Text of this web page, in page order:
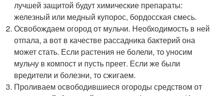
лучшей защитой будут химические препараты:
железный или медный купорос, бордосская смесь.
Освобождаем огород от мульчи. Необходимость в ней
отпала, а вот в качестве рассадника бактерий она
может стать. Если растения не болели, то уносим
мульчу в компост и пусть преет. Если же были
вредители и болезни, то сжигаем.
Проливаем освободившиеся огороды средством от